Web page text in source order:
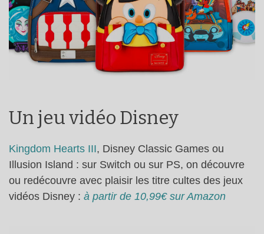
Un jeu vidéo Disney
Kingdom Hearts III, Disney Classic Games ou
Illusion Island : sur Switch ou sur PS, on découvre
ou redécouvre avec plaisir les titre cultes des jeux
vidéos Disney : à partir de 10,99€ sur Amazon